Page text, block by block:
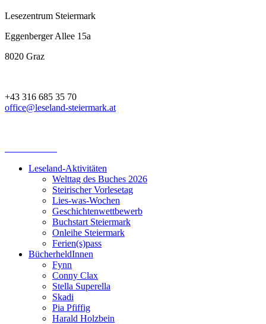
Lesezentrum Steiermark
Eggenberger Allee 15a
8020 Graz
+43 316 685 35 70
office@leseland-steiermark.at
Leseland-Aktivitäten
Welttag des Buches 2026
Steirischer Vorlesetag
Lies-was-Wochen
Geschichtenwettbewerb
Buchstart Steiermark
Onleihe Steiermark
Ferien(s)pass
BücherheldInnen
Fynn
Conny Clax
Stella Superella
Skadi
Pia Pfiffig
Harald Holzbein